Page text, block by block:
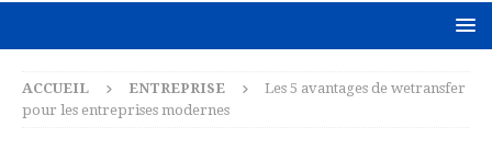
ACCUEIL ENTREPRISE
Les 5 avantages de wetransfer
pour les entreprises modernes